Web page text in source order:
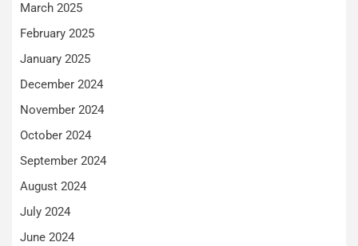
March 2025
February 2025
January 2025
December 2024
November 2024
October 2024
September 2024
August 2024
July 2024
June 2024